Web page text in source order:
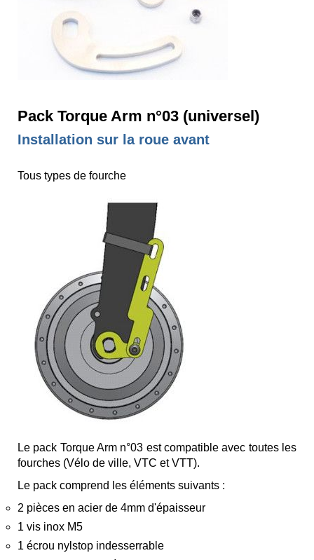
Pack Torque Arm n°03 (universel)
Installation sur la roue avant
Tous types de fourche
Le pack Torque Arm n°03 est compatible avec toutes les
fourches (Vélo de ville, VTC et VTT).
Le pack comprend les éléments suivants :
2 pièces en acier de 4mm d'épaisseur
1 vis inox M5
1 écrou nylstop indesserrable